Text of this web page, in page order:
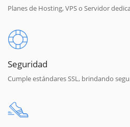
Planes de Hosting, VPS o Servidor
Seguridad
Cumple estándares SSL, brindando